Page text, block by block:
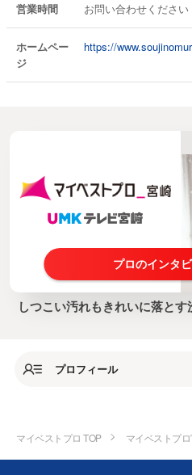
営業時間 お問い合わせください
ホームペー
ジ
https://
プロのインタ
しつこい汚れもきれいに落と
プロフィール
マイベストプロ TOP マイベストプ